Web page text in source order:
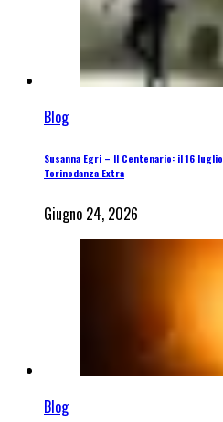
Blog
Susanna Egri – Il Centenario: il 16
Torinodanza Extra
Giugno 24, 2026
Blog